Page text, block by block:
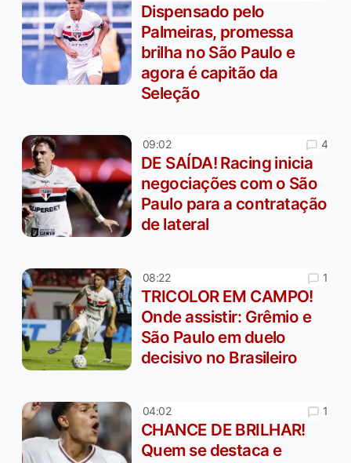
Dispensado pelo
Palmeiras, promessa
brilha no São Paulo e
agora é capitão da
Seleção
09:02 4
DE SAÍDA! Racing inicia
negociações com o São
Paulo para a contratação
de lateral
08:22 1
TRICOLOR EM CAMPO!
Onde assistir: Grêmio e
São Paulo em duelo
decisivo no Brasileiro
04:02 1
CHANCE DE BRILHAR!
Quem se destaca e